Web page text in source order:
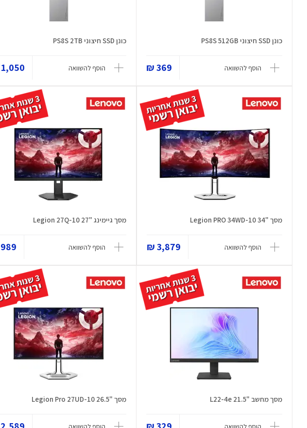
כונן SSD חיצוני PS8S 512GB
הוסף להשוואה 369 ₪
כונן SSD חיצוני PS8S 2TB
הוסף להשוואה 1,050 ₪
מסך "34 Legion PRO 34WD-10
הוסף להשוואה 3,879 ₪
מסך גיימינג "27 Legion 27Q-10
הוסף להשוואה 989 ₪
מסך מחשב "21.5 L22-4e מסך "26.5 Legion Pro 27UD-10